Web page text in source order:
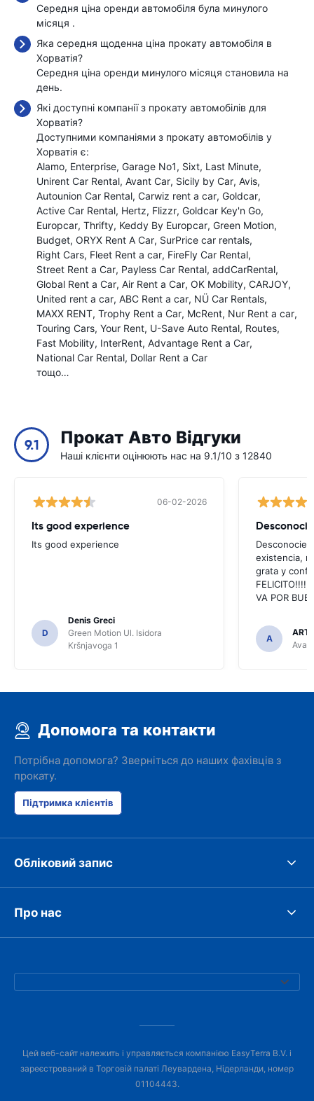
Середня ціна оренди автомобіля була минулого
місяця .
Яка середня щоденна ціна прокату автомобіля в
Хорватія?
Середня ціна оренди минулого місяця становила на
день.
Які доступні компанії з прокату автомобілів для
Хорватія?
Доступними компаніями з прокату автомобілів у
Хорватія є:
Alamo Enterprise Garage No1 Sixt Last Minute
Unirent Car Rental Avant Car Sicily by Car Avis
Autounion Car Rental Carwiz rent a car Goldcar
Active Car Rental Hertz Flizzr Goldcar Key'n Go
Europcar Thrifty Keddy By Europcar Green Motion
Budget ORYX Rent A Car SurPrice car rentals
Right Cars Fleet Rent a car FireFly Car Rental
Street Rent a Car Payless Car Rental addCarRental
Global Rent a Car Air Rent a Car OK Mobility CARJOY
United rent a car ABC Rent a car NÜ Car Rentals
MAXX RENT Trophy Rent a Car McRent Nur Rent a car
Touring Cars Your Rent U-Save Auto Rental Routes
Fast Mobility InterRent Advantage Rent a Car
National Car Rental Dollar Rent a Car
тощо…
9.1 Прокат Авто Відгуки
Наші клієнти оцінюють нас на 9.1/10 з 12840
06-02-2026
Its good experience
Its good experience
D
Denis Greci
Green Motion Ul. Isidora
Kršnjavoga 1
existencia,
grata y
FELICITO!!!!,
VA POR
A
Допомога та контакти
Потрібна допомога? Зверніться до наших фахівців з
прокату.
Підтримка клієнтів
Обліковий запис
Про нас
Цей веб-сайт належить і управляється компанією EasyTerra B.V. і
зареєстрований в Торговій палаті Леувардена, Нідерланди, номер
01104443.